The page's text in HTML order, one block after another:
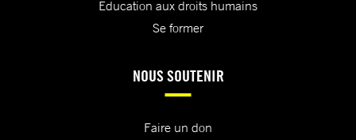
Education aux droits humains
Se former
NOUS SOUTENIR
Faire un don